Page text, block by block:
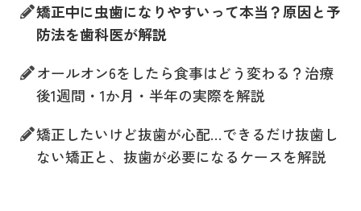
矯正中に虫歯になりやすいって本当？原因と予
防法を歯科医が解説
オールオン6をしたら食事はどう変わる？治療
後1週間・1か月・半年の実際を解説
矯正したいけど抜歯が心配…できるだけ抜歯し
ない矯正と、抜歯が必要になるケースを解説